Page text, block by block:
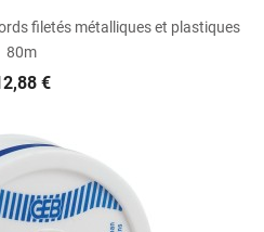
filetés métalliques et plastiques
80m
€